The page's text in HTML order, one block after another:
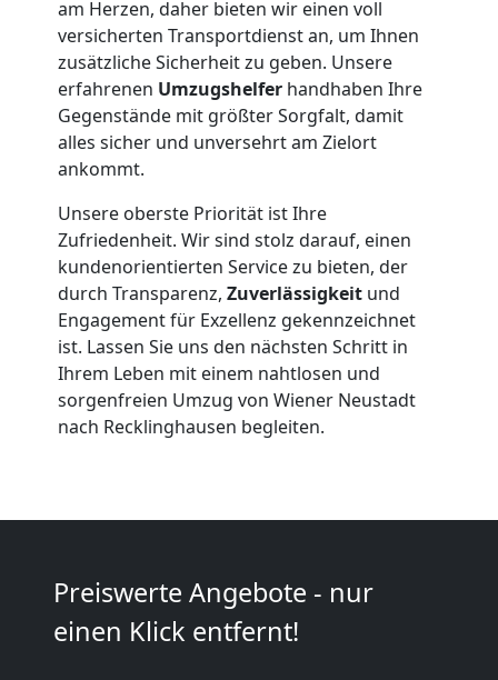
am Herzen, daher bieten wir einen voll
versicherten Transportdienst an, um Ihnen
zusätzliche Sicherheit zu geben. Unsere
erfahrenen Umzugshelfer handhaben Ihre
Gegenstände mit größter Sorgfalt, damit
alles sicher und unversehrt am Zielort
ankommt.
Unsere oberste Priorität ist Ihre
Zufriedenheit. Wir sind stolz darauf, einen
kundenorientierten Service zu bieten, der
durch Transparenz, Zuverlässigkeit und
Engagement für Exzellenz gekennzeichnet
ist. Lassen Sie uns den nächsten Schritt in
Ihrem Leben mit einem nahtlosen und
sorgenfreien Umzug von Wiener Neustadt
nach Recklinghausen begleiten.
Preiswerte Angebote - nur
einen Klick entfernt!
Möbelmontage
Wiener
Neustadt
Möbeltransport
Wiener
Neustadt
Beiladung
Wiener
Neustadt
Mini